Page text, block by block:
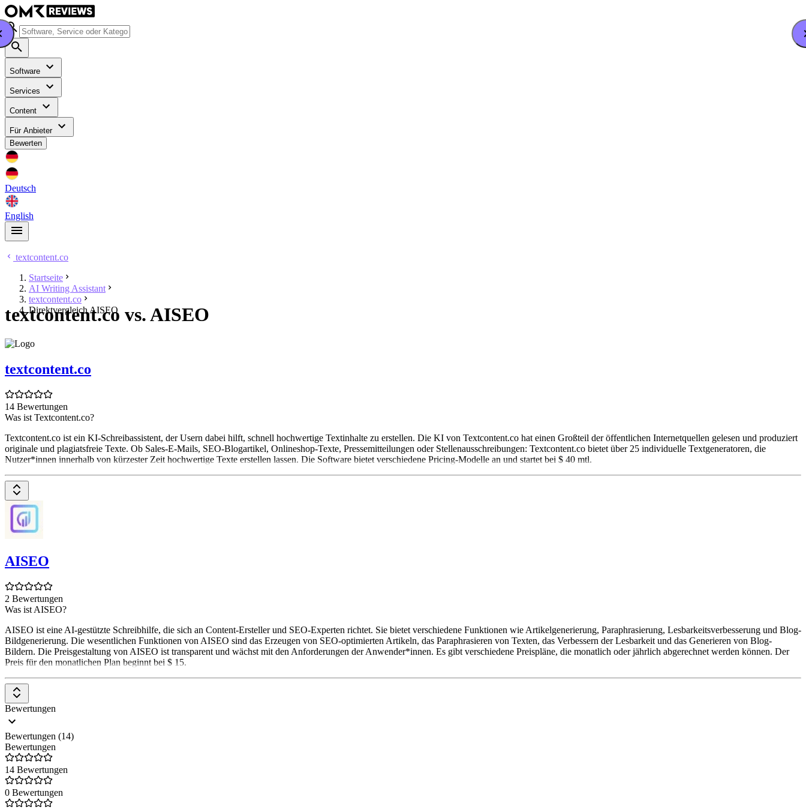
Software
Services
Content
Für Anbieter
Bewerten
Deutsch
English
textcontent.co
Startseite
AI Writing Assistant
textcontent.co
Direktvergleich AISEO
textcontent.co vs. AISEO
textcontent.co
14 Bewertungen
Was ist Textcontent.co?
Textcontent.co ist ein KI-Schreibassistent, der Usern dabei hilft, schnell hochwertige Textinhalte zu erstellen. Die KI von Textcontent.co hat einen Großteil der öffentlichen Internetquellen gelesen und produziert
originale und plagiatsfreie Texte. Ob Sales-E-Mails, SEO-Blogartikel, Onlineshop-Texte, Pressemitteilungen oder Stellenausschreibungen: Textcontent.co bietet über 25 individuelle Textgeneratoren, die
Nutzer*innen innerhalb von kürzester Zeit hochwertige Texte erstellen lassen. Die Software bietet verschiedene Pricing-Modelle an und startet bei $ 40 mtl.
AISEO
2 Bewertungen
Was ist AISEO?
AISEO ist eine AI-gestützte Schreibhilfe, die sich an Content-Ersteller und SEO-Experten richtet. Sie bietet verschiedene Funktionen wie Artikelgenerierung, Paraphrasierung, Lesbarkeitsverbesserung und Blog-
Bildgenerierung. Die wesentlichen Funktionen von AISEO sind das Erzeugen von SEO-optimierten Artikeln, das Paraphrasieren von Texten, das Verbessern der Lesbarkeit und das Generieren von Blog-
Bildern. Die Preisgestaltung von AISEO ist transparent und wächst mit den Anforderungen der Anwender*innen. Es gibt verschiedene Preispläne, die monatlich oder jährlich abgerechnet werden können. Der
Preis für den monatlichen Plan beginnt bei $ 15.
Bewertungen
Bewertungen (14)
Bewertungen
14 Bewertungen
0 Bewertungen